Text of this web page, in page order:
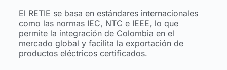
El RETIE se basa en estándares internacionales
como las normas IEC, NTC e IEEE, lo que
permite la integración de Colombia en el
mercado global y facilita la exportación de
productos eléctricos certificados.